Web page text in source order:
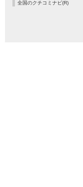
全国のクチコミナビ(R)